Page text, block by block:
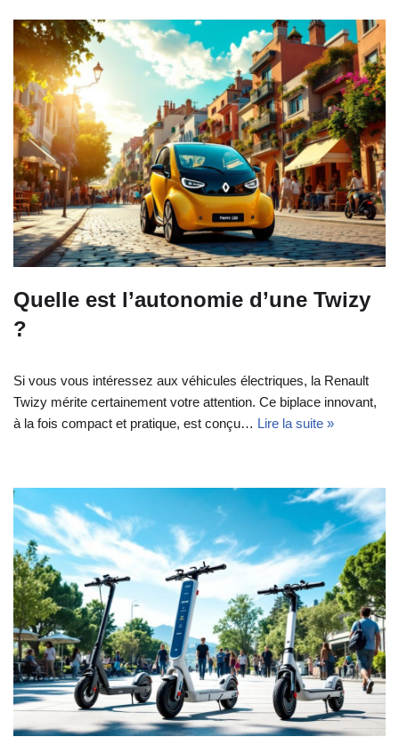
Quelle est l’autonomie d’une Twizy
?
Si vous vous intéressez aux véhicules électriques, la Renault
Twizy mérite certainement votre attention. Ce biplace innovant,
à la fois compact et pratique, est conçu… Lire la suite »